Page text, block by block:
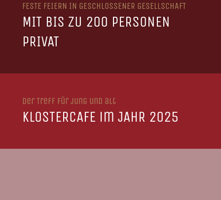
FESTE FEIERN IN GESCHLOSSENER GESELLSCHAFT
MIT BIS ZU 200 PERSONEN
PRIVAT
Der Treff für jung und alt
KLOSTERCAFE im JAHR 2025